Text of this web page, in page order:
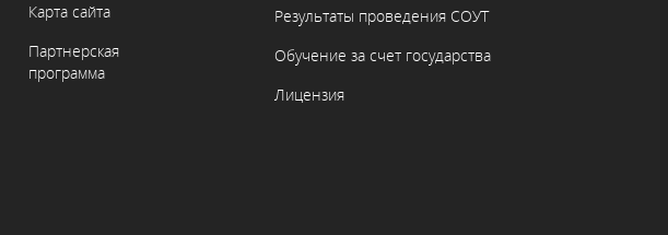
Карта сайта
Партнерская
программа
Результаты проведения СОУТ
Обучение за счет государства
Лицензия